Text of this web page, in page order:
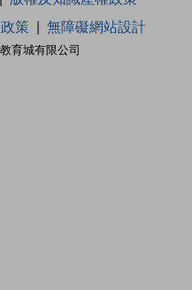
育城有限公司
策 無障礙網站設計